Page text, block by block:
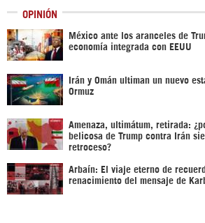
OPINIÓN
México ante los aranceles de
economía integrada con EEUU
Irán y Omán ultiman un nuevo
Ormuz
Amenaza, ultimátum, retirada:
belicosa de Trump contra Irán
retroceso?
Arbaín: El viaje eterno de
renacimiento del mensaje de